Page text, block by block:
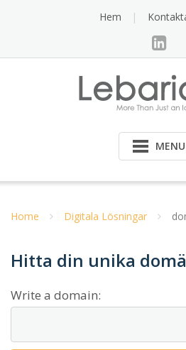
Hem
MENU
Home Digitala Lösningar
Hitta din unika
Write a domain: